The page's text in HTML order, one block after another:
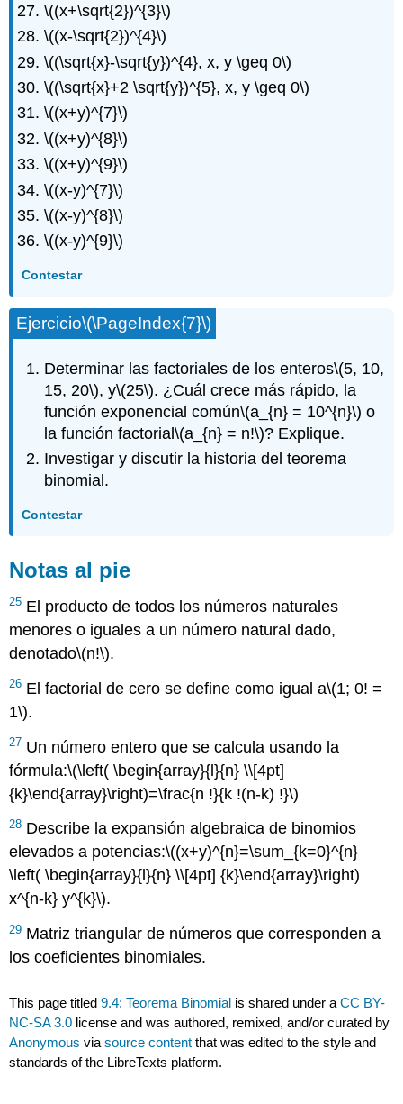
\((x+\sqrt{2})^{3}\)
\((x-\sqrt{2})^{4}\)
\((\sqrt{x}-\sqrt{y})^{4}, x, y \geq 0\)
\((\sqrt{x}+2 \sqrt{y})^{5}, x, y \geq 0\)
\((x+y)^{7}\)
\((x+y)^{8}\)
\((x+y)^{9}\)
\((x-y)^{7}\)
\((x-y)^{8}\)
\((x-y)^{9}\)
Contestar
Ejercicio\(\PageIndex{7}\)
Determinar las factoriales de los enteros\(5, 10,
15, 20\), y\(25\). ¿Cuál crece más rápido, la
función exponencial común\(a_{n} = 10^{n}\) o
la función factorial\(a_{n} = n!\)? Explique.
Investigar y discutir la historia del teorema
binomial.
Contestar
Notas al pie
25 El producto de todos los números naturales
menores o iguales a un número natural dado,
denotado\(n!\).
26 El factorial de cero se define como igual a\(1; 0! =
1\).
27 Un número entero que se calcula usando la
fórmula:\(\left( \begin{array}{l}{n} \\[4pt]
{k}\end{array}\right)=\frac{n !}{k !(n-k) !}\)
28 Describe la expansión algebraica de binomios
elevados a potencias:\((x+y)^{n}=\sum_{k=0}^{n}
\left( \begin{array}{l}{n} \\[4pt] {k}\end{array}\right)
x^{n-k} y^{k}\).
29 Matriz triangular de números que corresponden a
los coeficientes binomiales.
This page titled9.4: Teorema Binomial is shared under aCC BY-
NC-SA 3.0 license and was authored, remixed, and/or curated by
Anonymous viasource content that was edited to the style and
standards of the LibreTexts platform.